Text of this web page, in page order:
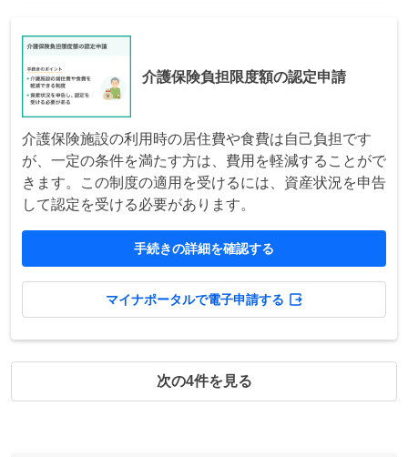
介護保険負担限度額の認定申請
介護保険施設の利用時の居住費や食費は自己負担です
が、一定の条件を満たす方は、費用を軽減することがで
きます。この制度の適用を受けるには、資産状況を申告
して認定を受ける必要があります。
手続きの詳細を確認する
マイナポータルで電子申請する
次の4件を見る